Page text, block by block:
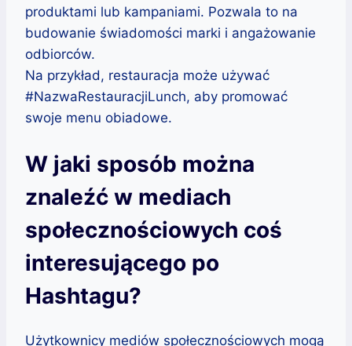
produktami lub kampaniami. Pozwala to na
budowanie świadomości marki i angażowanie
odbiorców.
Na przykład, restauracja może używać
#NazwaRestauracjiLunch, aby promować
swoje menu obiadowe.
W jaki sposób można
znaleźć w mediach
społecznościowych coś
interesującego po
Hashtagu?
Użytkownicy mediów społecznościowych mogą